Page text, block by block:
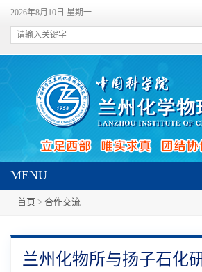
2026年8月10日 星期一
MENU
首页 > 合作交流
兰州化物所与扬子石化